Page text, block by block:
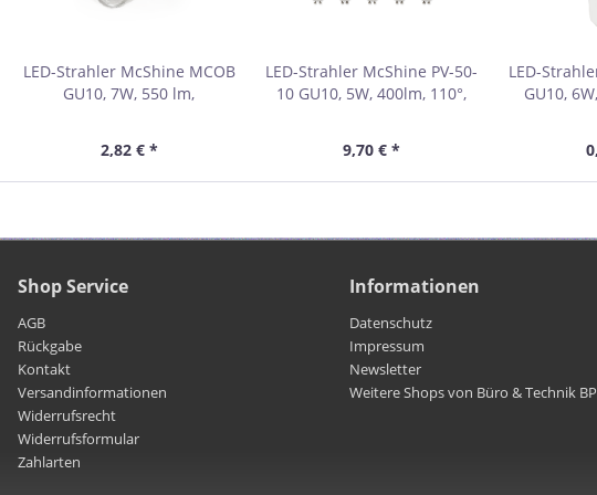
LED-Strahler McShine MCOB
GU10, 7W, 550 lm,
2,82 € *
LED-Strahler McShine PV-50-
10 GU10, 5W, 400lm, 110°,
9,70 € *
LED-
GU10,
Shop Service
AGB
Rückgabe
Kontakt
Versandinformationen
Widerrufsrecht
Widerrufsformular
Zahlarten
Informationen
Datenschutz
Impressum
Newsletter
Weitere Shops von Büro & Technik